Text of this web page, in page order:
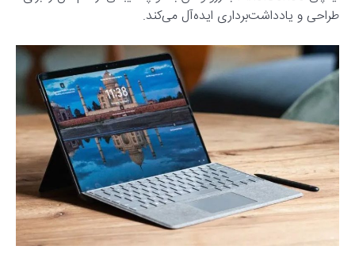
طراحی و یادداشت‌برداری ایده‌آل می‌کند.